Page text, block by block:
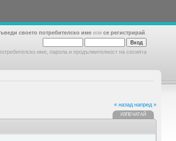
своето потребителско име или се регистрирай
име, парола и продължителност на сесията
« назад напред »
ИЗПЕЧАТАЙ